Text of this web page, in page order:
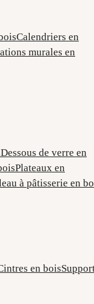
Calendriers en
murales en
Dessous de verre en
Plateaux en
à pâtisserie en
en bois